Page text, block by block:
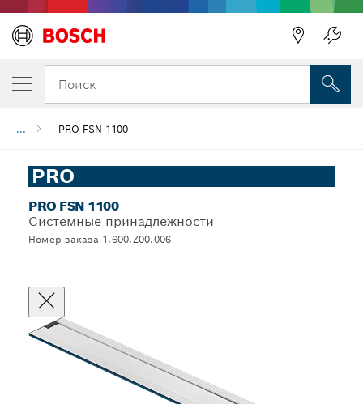
Поиск
... PRO FSN 1100
PRO
PRO FSN 1100
Системные принадлежности
Номер заказа 1.600.Z00.006